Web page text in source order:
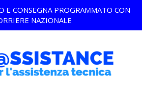
E CONSEGNA PROGRAMMATO CON
NAZIONALE